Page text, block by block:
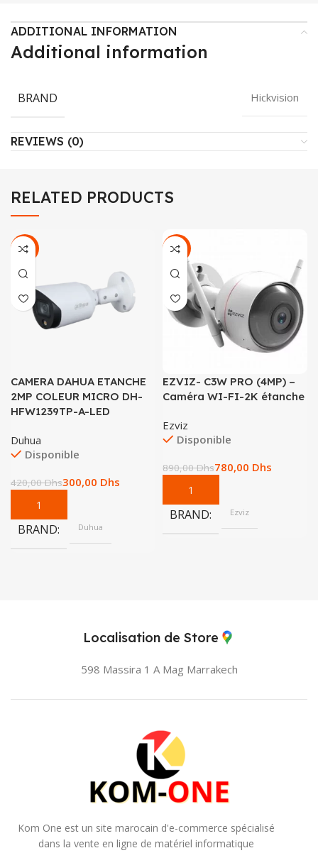
ADDITIONAL INFORMATION
Additional information
BRAND Hickvision
REVIEWS (0)
RELATED PRODUCTS
-29%
CAMERA DAHUA ETANCHE
2MP COLEUR MICRO DH-
HFW1239TP-A-LED
Duhua
Disponible
420,00Dhs300,00 Dhs
BRAND Duhua
-12%
EZVIZ- C3W PRO (4MP) –
Caméra WI-FI-2K étanche
Ezviz
Disponible
890,00Dhs780,00 Dhs
BRAND Ezviz
Localisation de Store
598 Massira 1 A Mag Marrakech
Kom One est un site marocain d'e-commerce spécialisé
dans la vente en ligne de matériel informatique